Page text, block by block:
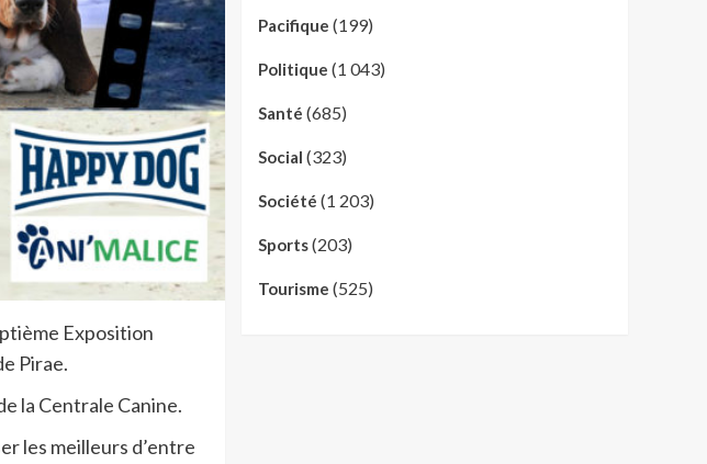
Exposition
Pirae.
la Centrale Canine.
les meilleurs d’entre
Pacifique (199)
Politique (1 043)
Santé (685)
Social (323)
Société (1 203)
Sports(203)
Tourisme (525)